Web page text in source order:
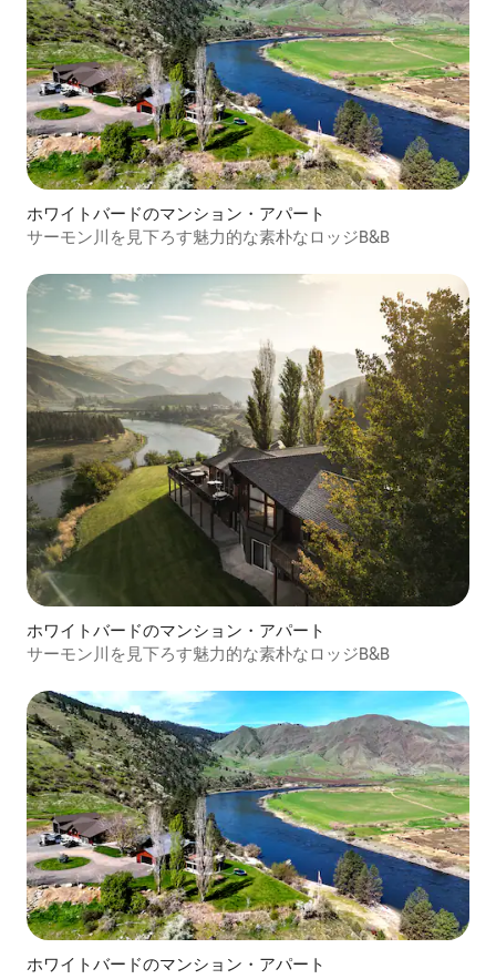
ホワイトバードのマンション・アパート
サーモン川を見下ろす魅力的な素朴なロッジB&B
ホワイトバードのマンション・アパート
サーモン川を見下ろす魅力的な素朴なロッジB&B
ホワイトバードのマンション・アパート